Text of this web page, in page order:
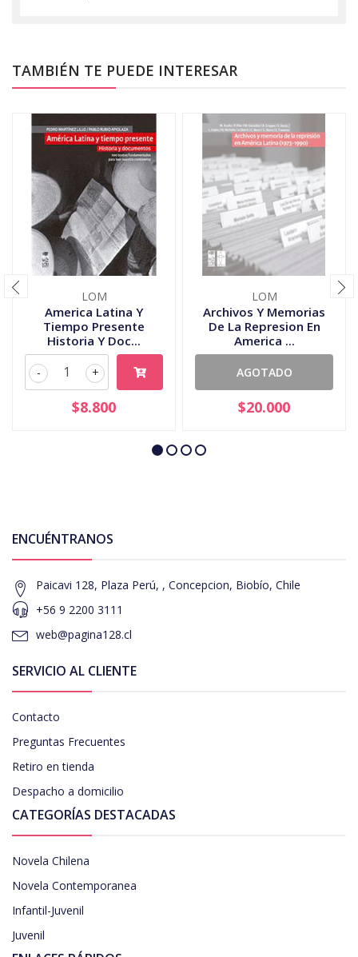
TAMBIÉN TE PUEDE INTERESAR
LOM
America Latina Y
Tiempo Presente
Historia Y Doc...
+
-
$8.800
LOM
Archivos Y Memorias
De La Represion En
America ...
AGOTADO
$20.000
ENCUÉNTRANOS
Paicavi 128, Plaza Perú, , Concepcion, Biobío, Chile
+56 9 2200 3111
web@pagina128.cl
SERVICIO AL CLIENTE
Contacto
Preguntas Frecuentes
Retiro en tienda
Despacho a domicilio
CATEGORÍAS DESTACADAS
Novela Chilena
Novela Contemporanea
Infantil-Juvenil
Juvenil